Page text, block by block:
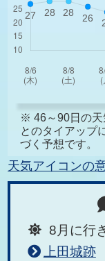
※ 46～90日の天
とのタイアップ
づく予想です。
天気アイコンの
8月に行
上田城跡